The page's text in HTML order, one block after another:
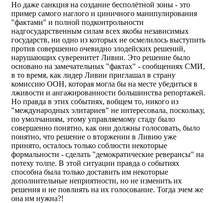
Но даже санкция на создание бесполётной зоны - это
пример самого наглого и циничного манипулирования
"фактами" и полной подконтрольности
надгосударственным силам всех якобы независимых
государств, ни одно из которых не осмелилось выступить
против совершенно очевидно злодейских решений,
нарушающих суверенитет Ливии. Это решение было
основано на замечательных "фактах" - сообщениях СМИ,
в то время, как лидер Ливии приглашал в страну
комиссию ООН, которая могла бы на месте убедиться в
лживости и ангажированности большинства репортажей.
Но правда в этих событиях, вобщем то, никого из
"международных элитариев" не интересовала, поскольку,
по умолчаниям, этому управляемому стаду было
совершенно понятно, как они должны голосовать, было
понятно, что решение о вторжении в Ливию уже
принято, осталось только соблюсти некоторые
формальности - сделать "демократические реверансы" на
потеху толпе. В этой ситуации правда о событиях
способна была только доставить им некоторые
дополнительные неприятности, но не изменить их
решения и не повлиять на их голосование. Тогда зчем же
она им нужна?!